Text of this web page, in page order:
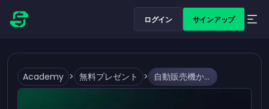
ログイン サインアップ
Academy > 無料プレゼント > 自動販売機から無料で食べ物を手に入れるライフハック